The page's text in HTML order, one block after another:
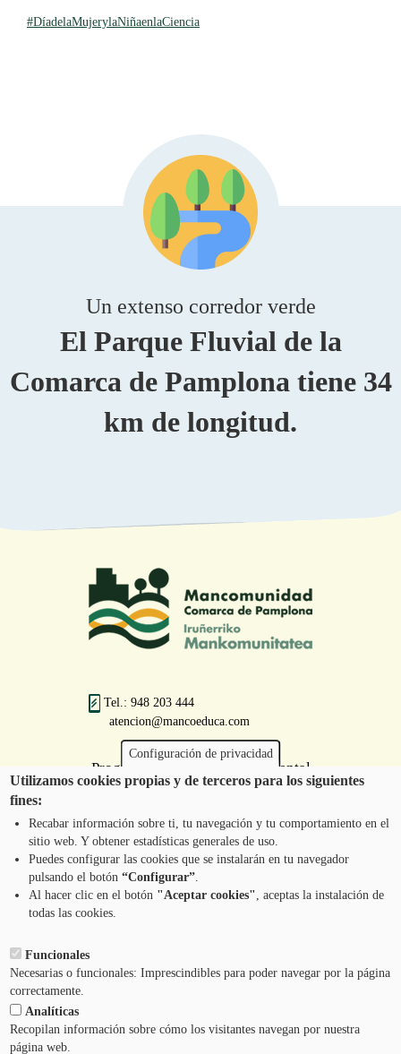
#DíadelaMujerylaNiñaenlaCiencia
Un extenso corredor verde
El Parque Fluvial de la
Comarca de Pamplona tiene 34
km de longitud.
Tel.: 948 203 444
atencion@mancoeduca.com
Programa de Educación Ambiental
Escolar de la Mancomunidad de la
Pie
CONTÁCTANOS
CONDICIONES DEL SERVICIO
POLÍTICA DE PRIVACIDAD
Configuración de privacidad
Utilizamos cookies propias y de terceros para los siguientes
fines:
Recabar información sobre ti, tu navegación y tu comportamiento en el
sitio web. Y obtener estadísticas generales de uso.
Puedes configurar las cookies que se instalarán en tu navegador
pulsando el botón“Configurar”.
Al hacer clic en el botón "Aceptar cookies", aceptas la instalación de
todas las cookies.
Funcionales
Necesarias o funcionales: Imprescindibles para poder navegar por la página
correctamente.
Analíticas
Recopilan información sobre cómo los visitantes navegan por nuestra
página web.